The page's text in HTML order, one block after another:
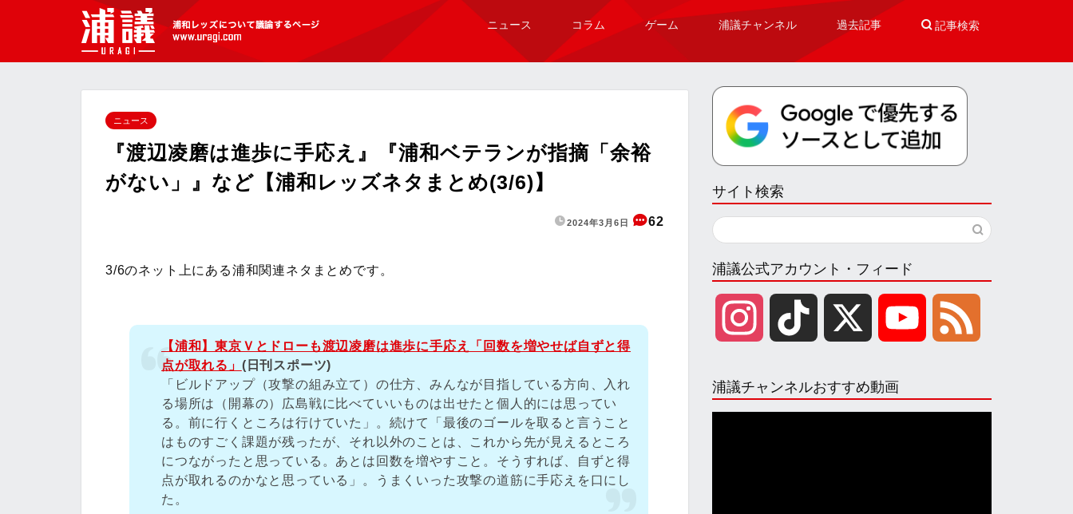
[浦議]浦和レッズについて議論するペ
ニュース コラム ゲーム 浦議チャンネル 過去記事  記事検索
ニュース
『渡辺凌磨は進歩に手応え』『浦和ベテランが指摘「余裕
がない」』など【浦和レッズネタまとめ(3/6)】
2024年3月6日 62
3/6のネット上にある浦和関連ネタまとめです。
【浦和】東京Ｖとドローも渡辺凌磨は進歩に手応え「回数を増やせば自ずと得
点が取れる」 (日刊スポーツ)
「ビルドアップ（攻撃の組み立て）の仕方、みんなが目指している方向、入れ
る場所は（開幕の）広島戦に比べていいものは出せたと個人的には思ってい
る。前に行くところは行けていた」。続けて「最後のゴールを取ると言うこと
はものすごく課題が残ったが、それ以外のことは、これから先が見えるところ
につながったと思っている。あとは回数を増やすこと。そうすれば、自ずと得
点が取れるのかなと思っている」。うまくいった攻撃の道筋に手応えを口にし
た。
サイト検索
浦議公式アカウント・フィード
s k u e
浦議チャンネルおすすめ動画